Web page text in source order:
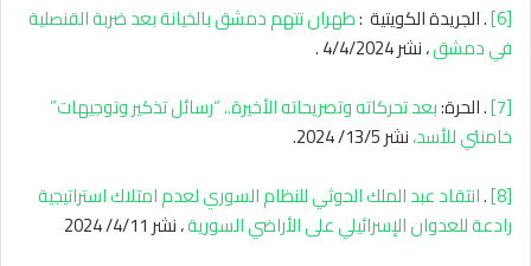
[6] . الجريدة الكويتية :طهران تتهم دمشق بالخيانة بعد ضربة القنصلية
في دمشق، نشر 4/4/2024 .
[7] . الحرة:بعد تحركاته وتصريحاته الأخيرة.. “رسائل تذكير وتوجيهات”
خامنئي للأسد،نشر 13/5/ 2024.
[8]
.انتقاد عبد الملك الحوثي للنظام السوري لعدم امتلاك استراتيجية
رادعة للعدوان الإسرائيلي على الأراضي السورية، نشر 4/11/ 2024